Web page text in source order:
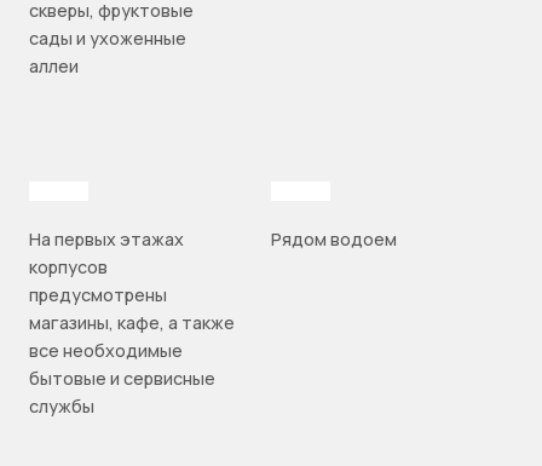
скверы, фруктовые
сады и ухоженные
аллеи
На первых этажах
корпусов
предусмотрены
магазины, кафе, а также
все необходимые
бытовые и сервисные
службы
Рядом водоем